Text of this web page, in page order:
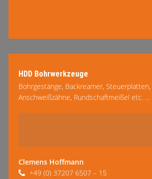
HDD Bohrwerkzeuge
Bohrgestänge, Backreamer,
Anschweißzähne, Rundschaftmeißel etc. …
mehr lesen
Clemens Hoffmann
+49 (0) 37207 6507 – 15